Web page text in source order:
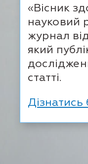
«Вісник
науковий
журнал
який
статті.
Дізнатись